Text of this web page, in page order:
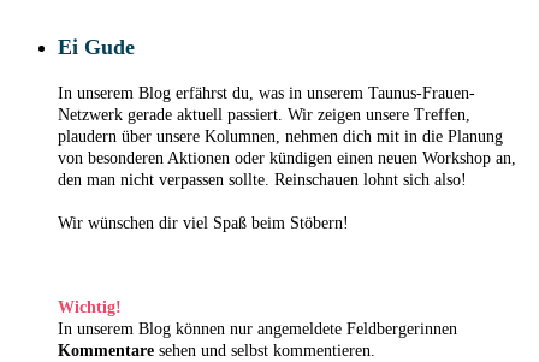
Ei Gude
In unserem Blog erfährst du, was in unserem Taunus-Frauen-
Netzwerk gerade aktuell passiert. Wir zeigen unsere Treffen,
plaudern über unsere Kolumnen, nehmen dich mit in die Planung
von besonderen Aktionen oder kündigen einen neuen Workshop an,
den man nicht verpassen sollte. Reinschauen lohnt sich also!
Wir wünschen dir viel Spaß beim Stöbern!
Wichtig!
In unserem Blog können nur angemeldete Feldbergerinnen
Kommentare sehen und selbst kommentieren.